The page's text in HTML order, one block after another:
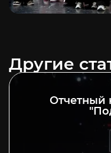
Другие
Отчетный